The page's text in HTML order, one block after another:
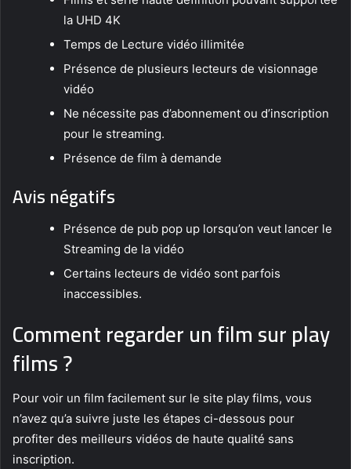
la UHD 4K
Temps de Lecture vidéo illimitée
Présence de plusieurs lecteurs de visionnage
vidéo
Ne nécessite pas d’abonnement ou d’inscription
pour le streaming.
Présence de film à demande
Avis négatifs
Présence de pub pop up lorsqu’on veut lancer le
Streaming de la vidéo
Certains lecteurs de vidéo sont parfois
inaccessibles.
Comment regarder un film sur play
films ?
Pour voir un film facilement sur le site play films, vous
n’avez qu’a suivre juste les étapes ci-dessous pour
profiter des meilleurs vidéos de haute qualité sans
inscription.